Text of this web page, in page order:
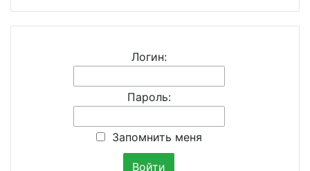
Логин:
Пароль:
Запомнить меня